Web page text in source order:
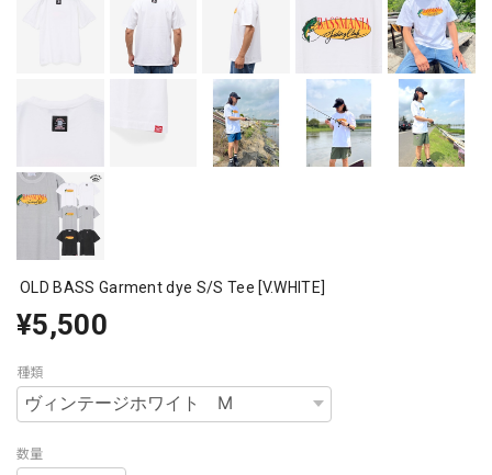
OLD BASS Garment dye S/S Tee [V.WHITE]
¥5,500
種類
数量